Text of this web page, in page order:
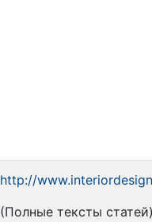
http://
(Полные тексты